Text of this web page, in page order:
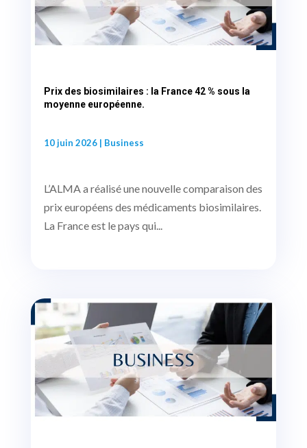
Prix des biosimilaires : la France 42 % sous la
moyenne européenne.
10 juin 2026| Business
L’ALMA a réalisé une nouvelle comparaison des
prix européens des médicaments biosimilaires.
La France est le pays qui...